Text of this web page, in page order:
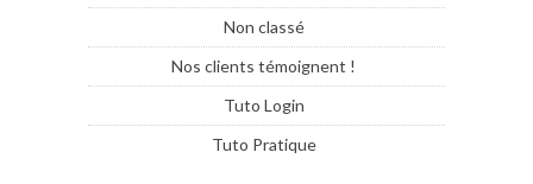
Non classé
Nos clients témoignent !
Tuto Login
Tuto Pratique